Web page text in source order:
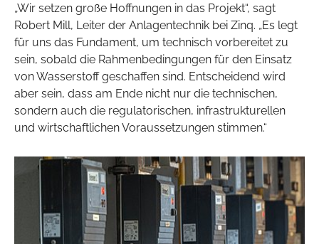
„Wir setzen große Hoffnungen in das Projekt“, sagt
Robert Mill, Leiter der Anlagentechnik bei Zinq. „Es legt
für uns das Fundament, um technisch vorbereitet zu
sein, sobald die Rahmenbedingungen für den Einsatz
von Wasserstoff geschaffen sind. Entscheidend wird
aber sein, dass am Ende nicht nur die technischen,
sondern auch die regulatorischen, infrastrukturellen
und wirtschaftlichen Voraussetzungen stimmen.“